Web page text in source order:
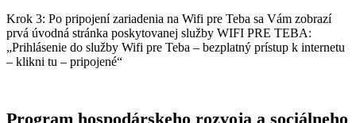
Krok 3: Po pripojení zariadenia na Wifi pre Teba sa Vám zobrazí
prvá úvodná stránka poskytovanej služby WIFI PRE TEBA:
„Prihlásenie do služby Wifi pre Teba – bezplatný prístup k internetu
– klikni tu – pripojené“
Program hospodárskeho rozvoja a sociálneho